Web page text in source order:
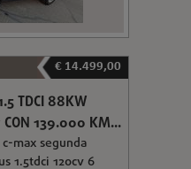
€ 14.499,00
TDCI 88KW
CON 139.000 KM...
max segunda
1.5tdci 120cv 6